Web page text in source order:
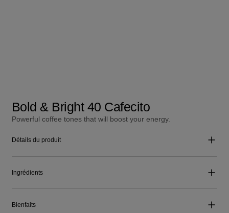
Bold & Bright 40 Cafecito
Powerful coffee tones that will boost your energy.
Détails du produit
Ingrédients
Bienfaits